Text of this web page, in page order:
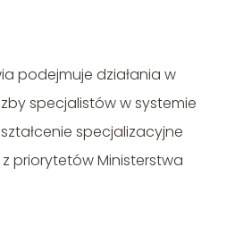
podejmuje działania w
specjalistów w systemie
specjalizacyjne
priorytetów Ministerstwa